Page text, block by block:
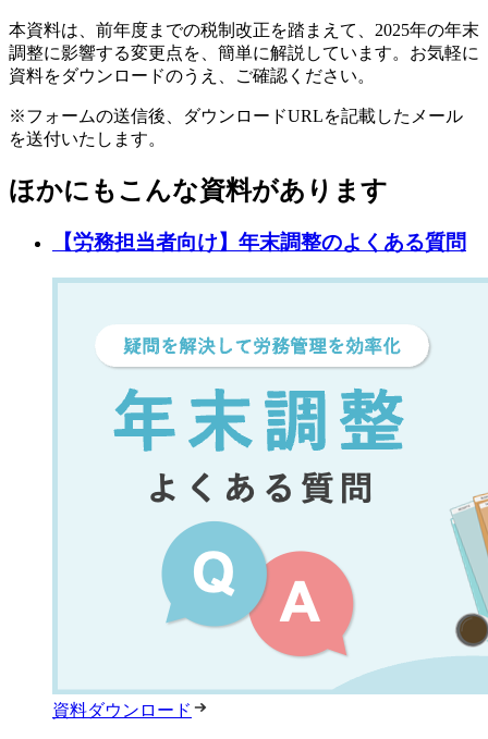
本資料は、前年度までの税制改正を踏まえて、2025年の年末
調整に影響する変更点を、簡単に解説しています。お気軽に
資料をダウンロードのうえ、ご確認ください。
※フォームの送信後、ダウンロードURLを記載したメール
を送付いたします。
ほかにもこんな資料があります
【労務担当者向け】年末調整のよくある質問
資料ダウンロード